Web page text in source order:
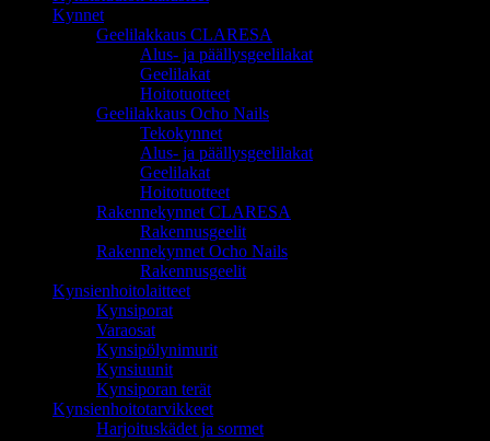
Kynnet
Geelilakkaus CLARESA
Alus- ja päällysgeelilakat
Geelilakat
Hoitotuotteet
Geelilakkaus Ocho Nails
Tekokynnet
Alus- ja päällysgeelilakat
Geelilakat
Hoitotuotteet
Rakennekynnet CLARESA
Rakennusgeelit
Rakennekynnet Ocho Nails
Rakennusgeelit
Kynsienhoitolaitteet
Kynsiporat
Varaosat
Kynsipölynimurit
Kynsiuunit
Kynsiporan terät
Kynsienhoitotarvikkeet
Harjoituskädet ja sormet